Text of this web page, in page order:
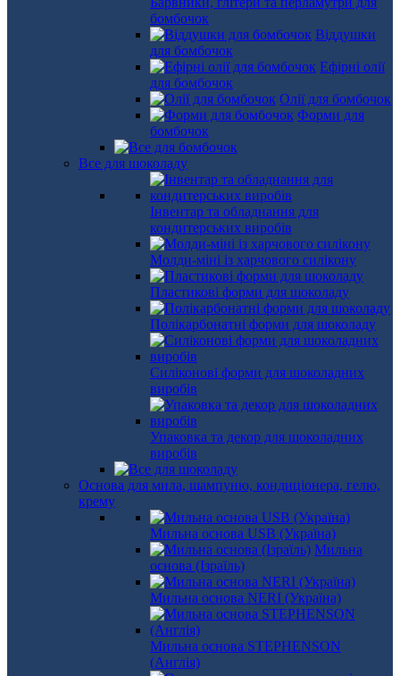
бомбочок
Віддушки
для бомбочок
Ефірні олії
для бомбочок
Олії для бомбочок
Форми для
бомбочок
Все для шоколаду
Інвентар та обладнання для
кондитерських виробів
Молди-міні із харчового силікону
Пластикові форми для шоколаду
Полікарбонатні форми для шоколаду
Силіконові форми для шоколадних
виробів
Упаковка та декор для шоколадних
виробів
Основа для мила, шампуню, кондиціонера, гелю,
крему
Мильна основа USB (Україна)
Мильна
основа (Ізраїль)
Мильна основа NERI (Україна)
Мильна основа STEPHENSON
(Англія)